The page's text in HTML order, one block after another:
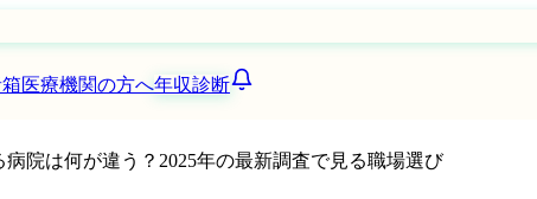
医療機関の方へ年収診断
院は何が違う？2025年の最新調査で見る職場選び